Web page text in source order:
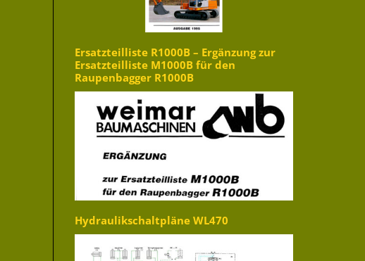
Ersatzteilliste R1000B – Ergänzung zur
Ersatzteilliste M1000B für den
Raupenbagger R1000B
Hydraulikschaltpläne WL470